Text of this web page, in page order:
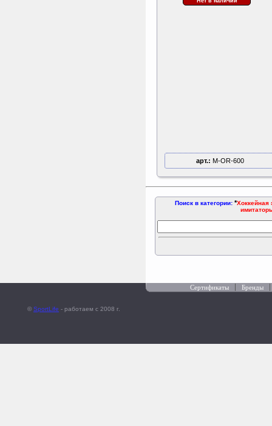
арт.: M-OR-600
Поиск в категории: *Хоккейная
© SportLife - работаем c 2008 г.
Сертификаты Бренды